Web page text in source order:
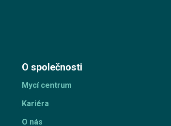
O společnosti
Mycí centrum
Kariéra
O nás